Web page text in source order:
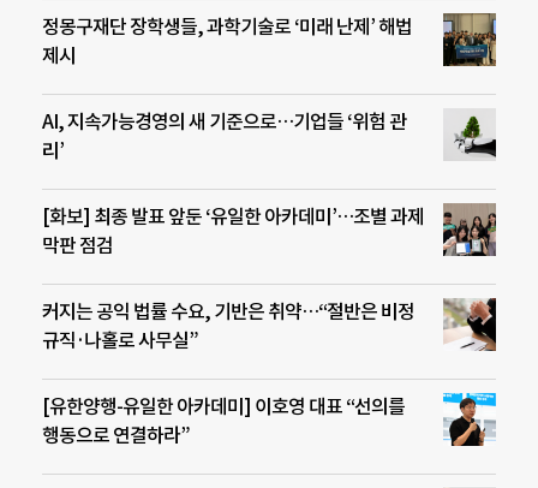
정몽구재단 장학생들, 과학기술로 ‘미래 난제’ 해법
제시
AI, 지속가능경영의 새 기준으로…기업들 ‘위험 관
리’
[화보] 최종 발표 앞둔 ‘유일한 아카데미’…조별 과제
막판 점검
커지는 공익 법률 수요, 기반은 취약…“절반은 비정
규직·나홀로 사무실”
[유한양행-유일한 아카데미] 이호영 대표 “선의를
행동으로 연결하라”